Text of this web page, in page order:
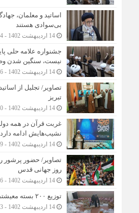
اساتید و معلمان،
بی‌سوادی هستند
14 اردیبهشت 1402 - 7:54
جشنواره علامه حلی
نیست، سنگین شدن
14 اردیبهشت 1402 - 7:46
تصاویر/ تجلیل از
تبریز
14 اردیبهشت 1402 - 7:40
غربت قرآن در همه
نشیب‌هایش ادامه دارد
14 اردیبهشت 1402 - 7:19
تصاویر/ حضور پرشور
روز جهانی قدس
14 اردیبهشت 1402 - 7:16
توزیع ۲۰۰ بسته معیشتی بین نیازمندان تبریزی
14 اردیبهشت 1402 - 7:13